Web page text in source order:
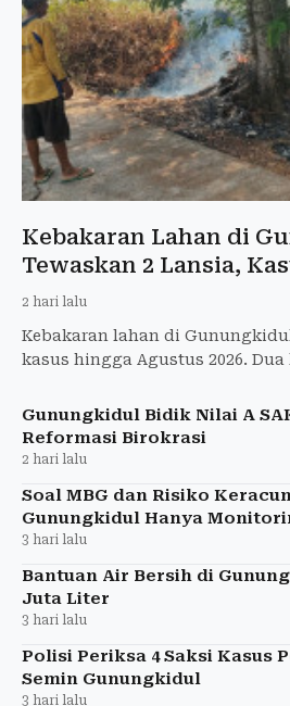
Kebakaran Lahan di
Tewaskan 2 Lansia,
2 hari lalu
Kebakaran lahan di
kasus hingga Agustus 2026.
Gunungkidul Bidik Nilai A
Reformasi Birokrasi
2 hari lalu
Soal MBG dan Risiko
Gunungkidul Hanya
3 hari lalu
Bantuan Air Bersih di
Juta Liter
3 hari lalu
Polisi Periksa 4 Saksi Kasus
Semin Gunungkidul
3 hari lalu